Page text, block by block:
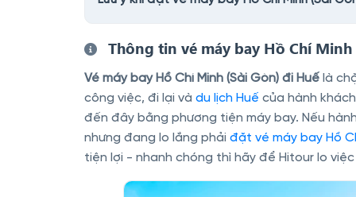
Thông tin vé máy bay Hồ Chí
Vé máy bay Hồ Chí Minh (Sài Gòn) đi Huế là
công việc, đi lại và du lịch Huế của hành
đến đây bằng phương tiện máy bay. Nếu
nhưng đang lo lắng phải đặt vé máy bay Hồ
tiện lợi - nhanh chóng thì hãy để Hitour lo